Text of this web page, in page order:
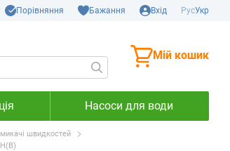
Порівняння Бажання Вхід РусУкр
Мій кошик
Насоси для води
швидкостей